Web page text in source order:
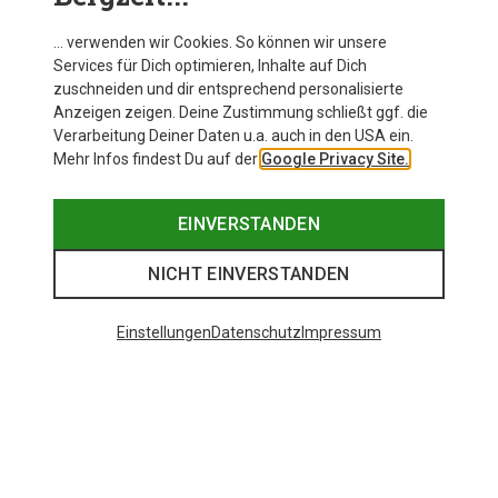
… verwenden wir Cookies. So können wir unsere
Services für Dich optimieren, Inhalte auf Dich
zuschneiden und dir entsprechend personalisierte
Anzeigen zeigen. Deine Zustimmung schließt ggf. die
Verarbeitung Deiner Daten u.a. auch in den USA ein.
Mehr Infos findest Du auf der Google Privacy Site.
EINVERSTANDEN
NICHT EINVERSTANDEN
EinstellungenDatenschutz Impressum